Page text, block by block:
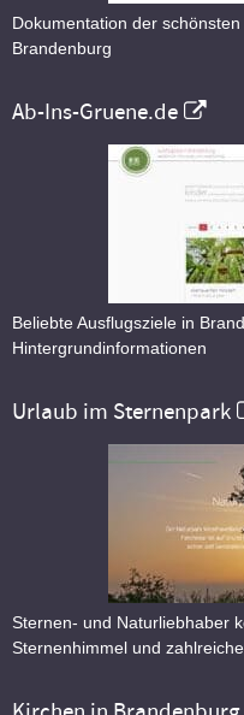
Dokumentation der
Brandenburg
Ab-Ins-Gruene.de
Beliebte Ausflugsziele in
Hintergrundinformationen
Urlaub im Sternenpark
Sternen- und Naturliebhaber
Sternenhimmel und